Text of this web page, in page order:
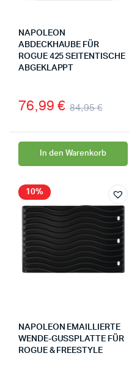
NAPOLEON
ABDECKHAUBE FÜR
ROGUE 425 SEITENTISCHE
ABGEKLAPPT
84,95€
76,99 €
In den Warenkorb
10%
NAPOLEON EMAILLIERTE
WENDE-GUSSPLATTE FÜR
ROGUE & FREESTYLE